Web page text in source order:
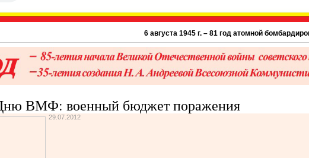
6 августа 1945 г. – 81 год атомной бомбардировки
ВМФ: военный бюджет поражения
29.07.2012